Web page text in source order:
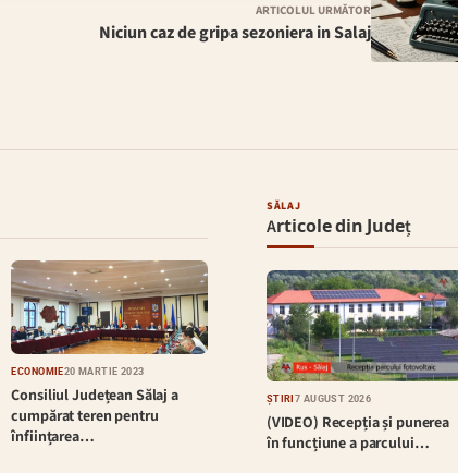
ARTICOLUL URMĂTOR
Niciun caz de gripa sezoniera in Salaj
ECONOMIE20 MARTIE 2023
Consiliul Județean Sălaj a
cumpărat teren pentru
înființarea…
SĂLAJ
Articole din Județ
ȘTIRI 7 AUGUST 2026
(VIDEO) Recepția și punerea
în funcțiune a parcului…